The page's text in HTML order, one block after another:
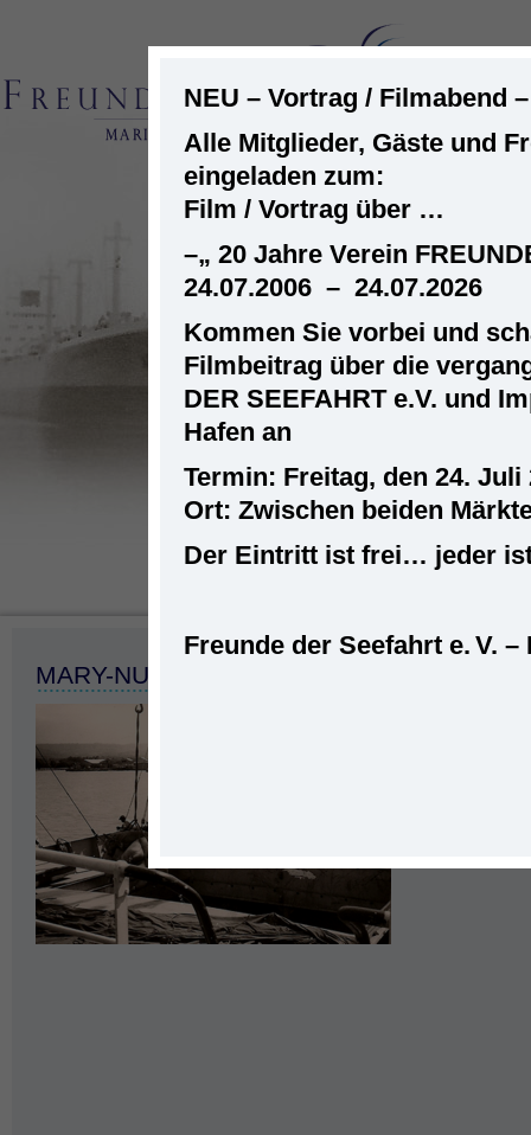
Startseite»Seeleute»Reinhard
MARY-NUEBEL-09
NEU – Vortrag / Filmabend
Alle Mitglieder, Gäste und
eingeladen zum:
Film / Vortrag über …
–„ 20 Jahre Verein
24.07.2006 – 24.07.2026
Kommen Sie vorbei und
Filmbeitrag über die
DER SEEFAHRT e.V. und
Hafen an
Termin: Freitag, den 24. Juli
Ort: Zwischen beiden
Der Eintritt ist frei… jeder
Freunde der Seefahrt e. V. –